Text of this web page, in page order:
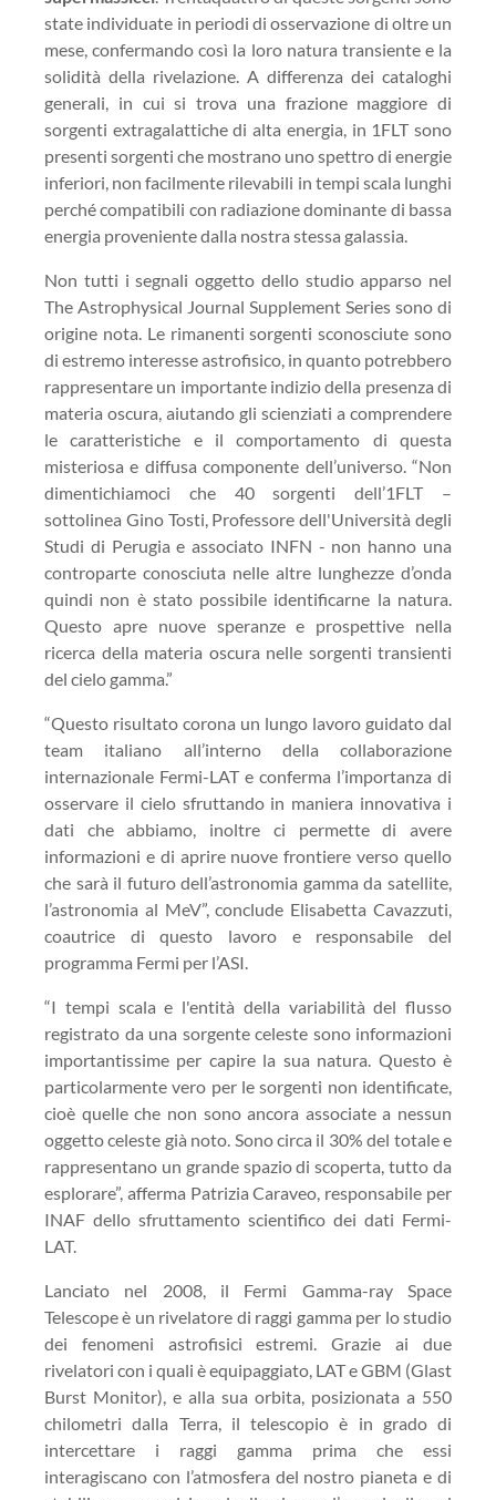
state individuate in periodi di osservazione di oltre un
mese, confermando così la loro natura transiente e la
solidità della rivelazione. A differenza dei cataloghi
generali, in cui si trova una frazione maggiore di
sorgenti extragalattiche di alta energia, in 1FLT sono
presenti sorgenti che mostrano uno spettro di energie
inferiori, non facilmente rilevabili in tempi scala lunghi
perché compatibili con radiazione dominante di bassa
energia proveniente dalla nostra stessa galassia.
Non tutti i segnali oggetto dello studio apparso nel
The Astrophysical Journal Supplement Series sono di
origine nota. Le rimanenti sorgenti sconosciute sono
di estremo interesse astrofisico, in quanto potrebbero
rappresentare un importante indizio della presenza di
materia oscura, aiutando gli scienziati a comprendere
le caratteristiche e il comportamento di questa
misteriosa e diffusa componente dell’universo. “Non
dimentichiamoci che 40 sorgenti dell’1FLT –
sottolinea Gino Tosti, Professore dell'Università degli
Studi di Perugia e associato INFN - non hanno una
controparte conosciuta nelle altre lunghezze d’onda
quindi non è stato possibile identificarne la natura.
Questo apre nuove speranze e prospettive nella
ricerca della materia oscura nelle sorgenti transienti
del cielo gamma.”
“Questo risultato corona un lungo lavoro guidato dal
team italiano all’interno della collaborazione
internazionale Fermi-LAT e conferma l’importanza di
osservare il cielo sfruttando in maniera innovativa i
dati che abbiamo, inoltre ci permette di avere
informazioni e di aprire nuove frontiere verso quello
che sarà il futuro dell’astronomia gamma da satellite,
l’astronomia al MeV”, conclude Elisabetta Cavazzuti,
coautrice di questo lavoro e responsabile del
programma Fermi per l’ASI.
“I tempi scala e l'entità della variabilità del flusso
registrato da una sorgente celeste sono informazioni
importantissime per capire la sua natura. Questo è
particolarmente vero per le sorgenti non identificate,
cioè quelle che non sono ancora associate a nessun
oggetto celeste già noto. Sono circa il 30% del totale e
rappresentano un grande spazio di scoperta, tutto da
esplorare”, afferma Patrizia Caraveo, responsabile per
INAF dello sfruttamento scientifico dei dati Fermi-
LAT.
Lanciato nel 2008, il Fermi Gamma-ray Space
Telescope è un rivelatore di raggi gamma per lo studio
dei fenomeni astrofisici estremi. Grazie ai due
rivelatori con i quali è equipaggiato, LAT e GBM (Glast
Burst Monitor), e alla sua orbita, posizionata a 550
chilometri dalla Terra, il telescopio è in grado di
intercettare i raggi gamma prima che essi
interagiscano con l’atmosfera del nostro pianeta e di